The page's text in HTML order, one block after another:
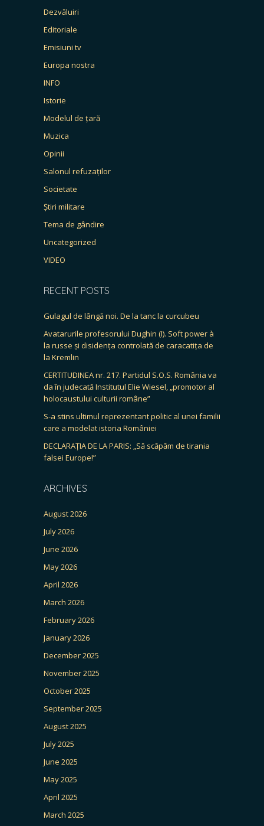
Dezvăluiri
Editoriale
Emisiuni tv
Europa nostra
INFO
Istorie
Modelul de țară
Muzica
Opinii
Salonul refuzaților
Societate
Știri militare
Tema de gândire
Uncategorized
VIDEO
RECENT POSTS
Gulagul de lângă noi. De la tanc la curcubeu
Avatarurile profesorului Dughin (I). Soft power à
la russe și disidența controlată de caracatița de
la Kremlin
CERTITUDINEA nr. 217. Partidul S.O.S. România va
da în judecată Institutul Elie Wiesel, „promotor al
holocaustului culturii române”
S-a stins ultimul reprezentant politic al unei familii
care a modelat istoria României
DECLARAȚIA DE LA PARIS: „Să scăpăm de tirania
falsei Europe!”
ARCHIVES
August 2026
July 2026
June 2026
May 2026
April 2026
March 2026
February 2026
January 2026
December 2025
November 2025
October 2025
September 2025
August 2025
July 2025
June 2025
May 2025
April 2025
March 2025